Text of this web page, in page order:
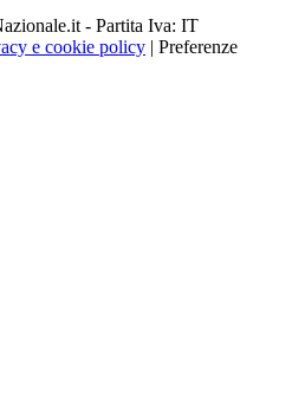
- Partita Iva: IT
e cookie policy | Preferenze